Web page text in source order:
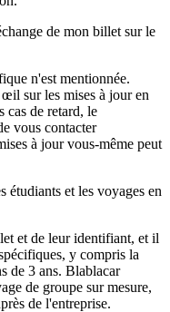
de mon billet sur le
n'est mentionnée.
sur les mises à jour en
cas de retard, le
vous contacter
à jour vous-même peut
étudiants et les voyages en
et de leur identifiant, et il
y compris la
de 3 ans. Blablacar
de groupe sur mesure,
de l'entreprise.